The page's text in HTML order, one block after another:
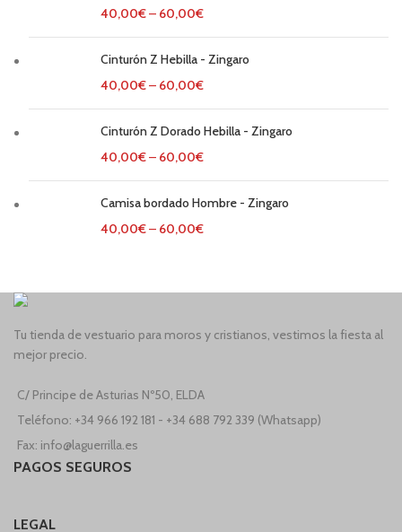
40,00€– 60,00€
Cinturón Z Hebilla - Zingaro
40,00€– 60,00€
Cinturón Z Dorado Hebilla - Zingaro
40,00€– 60,00€
Camisa bordado Hombre - Zingaro
40,00€– 60,00€
Tu tienda de vestuario para moros y cristianos, vestimos la fiesta al
mejor precio.
C/ Principe de Asturias Nº50, ELDA
Teléfono: +34 966 192 181 - +34 688 792 339 (Whatsapp)
Fax: info@laguerrilla.es
PAGOS SEGUROS
LEGAL